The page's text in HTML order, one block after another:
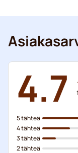
4.7
5 tähteä
4 tähteä
3 tähteä
2 tähteä